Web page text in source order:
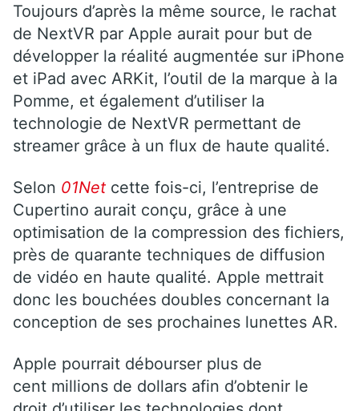
Toujours d’après la même source, le rachat
de NextVR par Apple aurait pour but de
développer la réalité augmentée sur iPhone
et iPad avec ARKit, l’outil de la marque à la
Pomme, et également d’utiliser la
technologie de NextVR permettant de
streamer grâce à un flux de haute qualité.
Selon 01Net cette fois-ci, l’entreprise de
Cupertino aurait conçu, grâce à une
optimisation de la compression des fichiers,
près de quarante techniques de diffusion
de vidéo en haute qualité. Apple mettrait
donc les bouchées doubles concernant la
conception de ses prochaines lunettes AR.
Apple pourrait débourser plus de
cent millions de dollars afin d’obtenir le